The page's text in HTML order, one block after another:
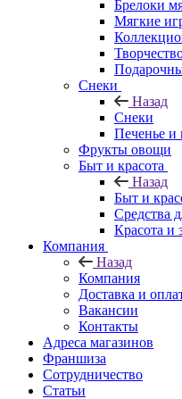
Брелоки
Мягкие
Снеки
Назад
Снеки
Печенье и
Фрукты овощи
Быт и красота
Назад
Быт и
Средства
Красота и
Компания
Назад
Компания
Доставка и
Вакансии
Контакты
Адреса магазинов
Франшиза
Сотрудничество
Статьи